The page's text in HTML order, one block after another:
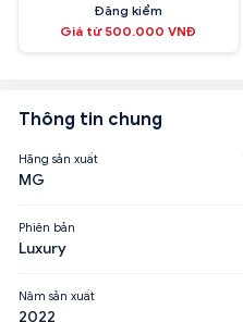
Đăng kiểm
Giá từ 500.000 VNĐ
Thông tin chung
Hãng sản xuất
MG
Phiên bản
Luxury
Năm sản xuất
2022